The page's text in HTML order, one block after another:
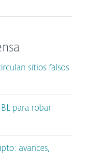
sitios falsos
para robar
avances,